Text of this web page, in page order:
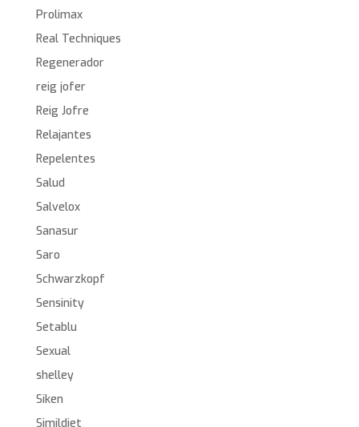
Prolimax
Real Techniques
Regenerador
reig jofer
Reig Jofre
Relajantes
Repelentes
Salud
Salvelox
Sanasur
Saro
Schwarzkopf
Sensinity
Setablu
Sexual
shelley
Siken
Simildiet